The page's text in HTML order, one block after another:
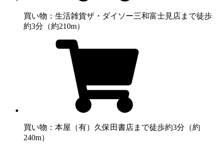
買い物：生活雑貨ザ・ダイソー三和富士見店まで徒歩
約3分（約210m）
買い物：本屋 （有）久保田書店まで徒歩約3分（約
240m）